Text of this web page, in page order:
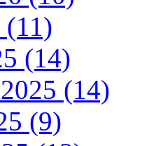
(11)
(14)
(14)
(9)